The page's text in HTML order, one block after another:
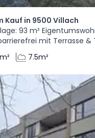
Kauf in 9500 Villach
93 m²
mit Terrasse &
7.5m²